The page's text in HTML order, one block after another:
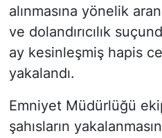
alınmasına yönelik
ve dolandırıcılık
ay kesinleşmiş hapis
yakalandı.
Emniyet Müdürlüğü
şahısların